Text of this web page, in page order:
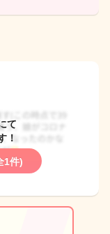
て
！
1件)